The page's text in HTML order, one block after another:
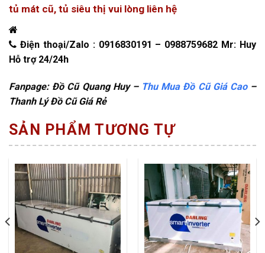
tủ mát cũ, tủ siêu thị vui lòng liên hệ
Điện thoại/Zalo : 0916830191 – 0988759682 Mr: Huy
Hỗ trợ 24/24h
Fanpage: Đồ Cũ Quang Huy – Thu Mua Đồ Cũ Giá Cao–
Thanh Lý Đồ Cũ Giá Rẻ
SẢN PHẨM TƯƠNG TỰ